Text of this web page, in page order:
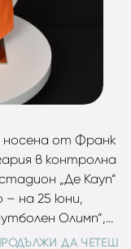
носена от Франк
в контролна
„Де Кауп“
– на 25 юни,
Олимп“,
финала наДА ЧЕТЕШ